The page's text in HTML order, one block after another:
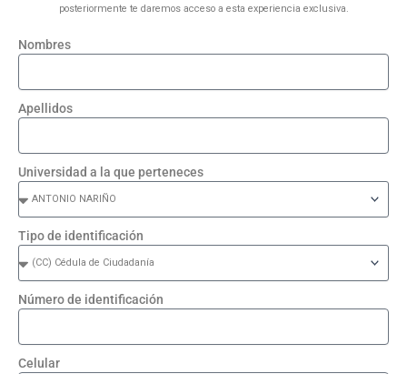
posteriormente te daremos acceso a esta experiencia exclusiva.
Nombres
Apellidos
Universidad a la que perteneces
Tipo de identificación
Número de identificación
Celular